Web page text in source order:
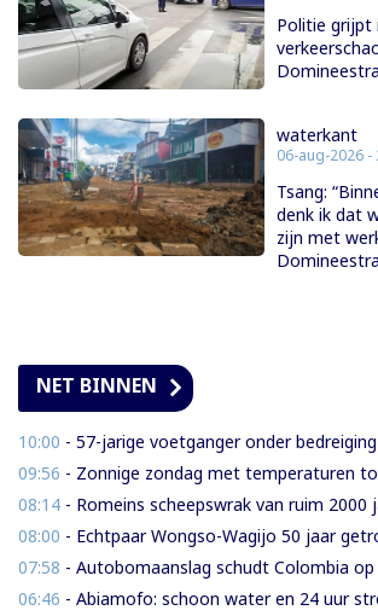
Politie grijpt
waterkant
06-aug-2026 -
Tsang:
denk ik dat
zijn met
NET BINNEN
10:00 - 57-jarige voetganger onder bedreiging van mes beroofd van
09:56 - Zonnige zondag met temperaturen tot
08:14 - Romeins scheepswrak van ruim 2000 jaar oud
08:00 - Echtpaar Wongso-Wagijo 50 jaar
07:58 - Autobomaanslag schudt Colombia op na inauguratie van
06:46 - Abiamofo: schoon water en 24 uur stroom moeten ook afgelegen